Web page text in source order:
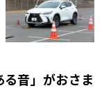
音」がおさま